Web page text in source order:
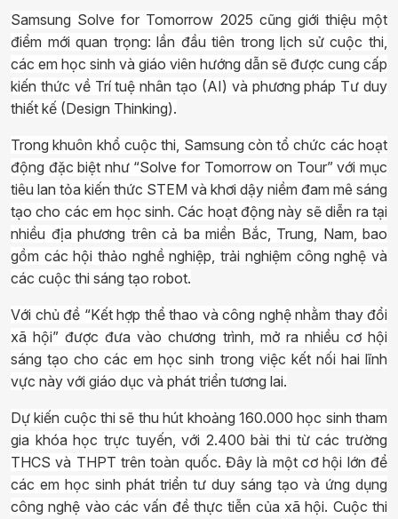
Samsung Solve for Tomorrow 2025 cũng giới thiệu một
điểm mới quan trọng: lần đầu tiên trong lịch sử cuộc thi,
các em học sinh và giáo viên hướng dẫn sẽ được cung cấp
kiến thức về Trí tuệ nhân tạo (AI) và phương pháp Tư duy
thiết kế (Design Thinking).
Trong khuôn khổ cuộc thi, Samsung còn tổ chức các hoạt
động đặc biệt như “Solve for Tomorrow on Tour” với mục
tiêu lan tỏa kiến thức STEM và khơi dậy niềm đam mê sáng
tạo cho các em học sinh. Các hoạt động này sẽ diễn ra tại
nhiều địa phương trên cả ba miền Bắc, Trung, Nam, bao
gồm các hội thảo nghề nghiệp, trải nghiệm công nghệ và
các cuộc thi sáng tạo robot.
Với chủ đề “Kết hợp thể thao và công nghệ nhằm thay đổi
xã hội” được đưa vào chương trình, mở ra nhiều cơ hội
sáng tạo cho các em học sinh trong việc kết nối hai lĩnh
vực này với giáo dục và phát triển tương lai.
Dự kiến cuộc thi sẽ thu hút khoảng 160.000 học sinh tham
gia khóa học trực tuyến, với 2.400 bài thi từ các trường
THCS và THPT trên toàn quốc. Đây là một cơ hội lớn để
các em học sinh phát triển tư duy sáng tạo và ứng dụng
công nghệ vào các vấn đề thực tiễn của xã hội. Cuộc thi